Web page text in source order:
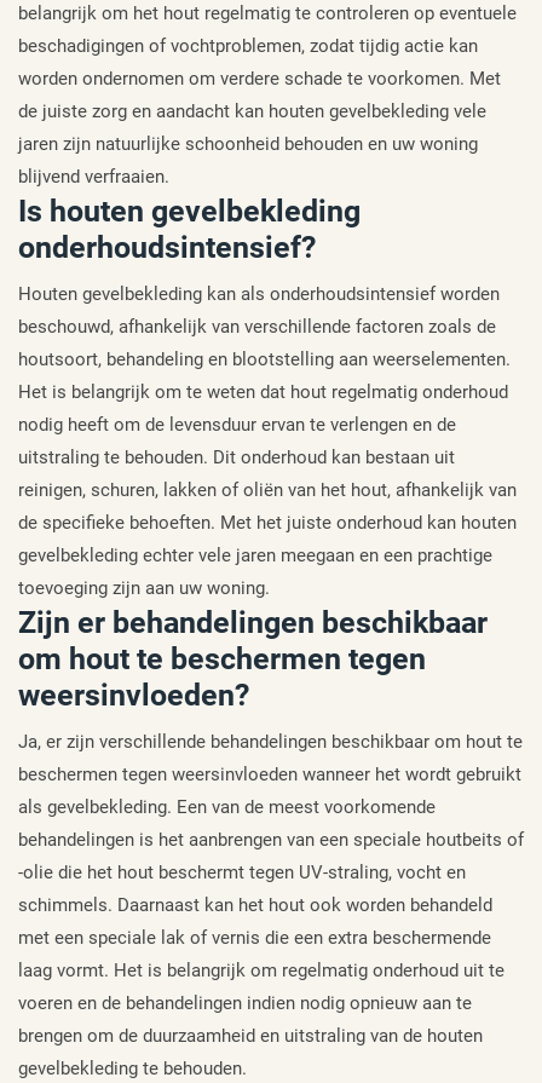
belangrijk om het hout regelmatig te controleren op eventuele
beschadigingen of vochtproblemen, zodat tijdig actie kan
worden ondernomen om verdere schade te voorkomen. Met
de juiste zorg en aandacht kan houten gevelbekleding vele
jaren zijn natuurlijke schoonheid behouden en uw woning
blijvend verfraaien.
Is houten gevelbekleding
onderhoudsintensief?
Houten gevelbekleding kan als onderhoudsintensief worden
beschouwd, afhankelijk van verschillende factoren zoals de
houtsoort, behandeling en blootstelling aan weerselementen.
Het is belangrijk om te weten dat hout regelmatig onderhoud
nodig heeft om de levensduur ervan te verlengen en de
uitstraling te behouden. Dit onderhoud kan bestaan uit
reinigen, schuren, lakken of oliën van het hout, afhankelijk van
de specifieke behoeften. Met het juiste onderhoud kan houten
gevelbekleding echter vele jaren meegaan en een prachtige
toevoeging zijn aan uw woning.
Zijn er behandelingen beschikbaar
om hout te beschermen tegen
weersinvloeden?
Ja, er zijn verschillende behandelingen beschikbaar om hout te
beschermen tegen weersinvloeden wanneer het wordt gebruikt
als gevelbekleding. Een van de meest voorkomende
behandelingen is het aanbrengen van een speciale houtbeits of
-olie die het hout beschermt tegen UV-straling, vocht en
schimmels. Daarnaast kan het hout ook worden behandeld
met een speciale lak of vernis die een extra beschermende
laag vormt. Het is belangrijk om regelmatig onderhoud uit te
voeren en de behandelingen indien nodig opnieuw aan te
brengen om de duurzaamheid en uitstraling van de houten
gevelbekleding te behouden.